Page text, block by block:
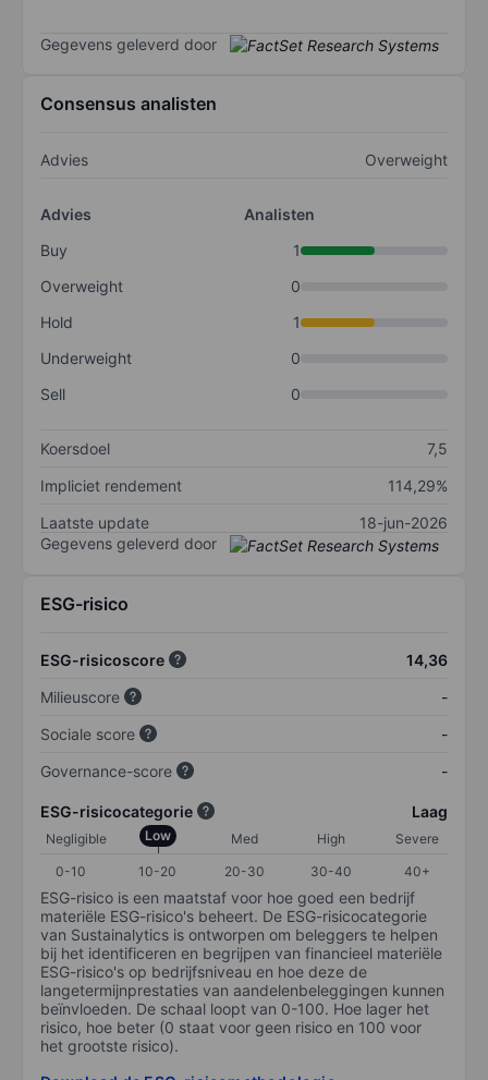
Gegevens geleverd door
Consensus analisten
Advies Overweight
Advies
Analisten
Buy
1
Overweight
0
Hold
1
Underweight
0
Sell
0
Koersdoel
7,5
Impliciet rendement
114,29%
Laatste update
18-jun-2026
Gegevens geleverd door
ESG-risico
ESG-risicoscore
14,36
Milieuscore
-
Sociale score
-
Governance-score
-
ESG-risicocategorie Laag
Negligible Low Med High
Severe
0-10
10-20 20-30 30-40 40+
ESG-risico is een maatstaf voor hoe goed een bedrijf
materiële ESG-risico's beheert. De ESG-risicocategorie
van Sustainalytics is ontworpen om beleggers te helpen
bij het identificeren en begrijpen van financieel materiële
ESG-risico's op bedrijfsniveau en hoe deze de
langetermijnprestaties van aandelenbeleggingen kunnen
beïnvloeden. De schaal loopt van 0-100. Hoe lager het
risico, hoe beter (0 staat voor geen risico en 100 voor
het grootste risico).